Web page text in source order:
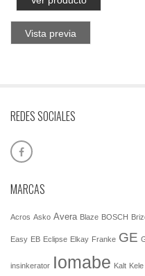
Vista previa
REDES SOCIALES
MARCAS
Acros Asko Avera Blaze BOSCH
Easy EB Eclipse Elkay Franke GE
insinkerator Iomabe Kalt Kele